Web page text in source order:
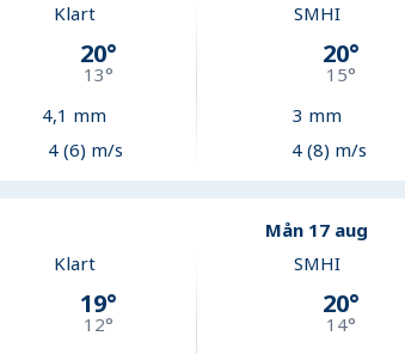
Klart
20°
13°
4,1 mm
4 (6) m/s
SMHI
20°
15°
3 mm
4 (8) m/s
Mån 17 aug
Klart
19°
12°
SMHI
20°
14°